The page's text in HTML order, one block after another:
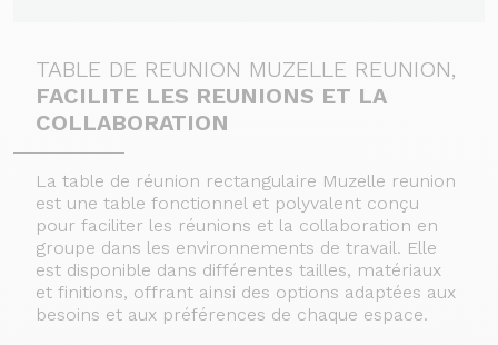
TABLE DE REUNION MUZELLE REUNION,
FACILITE LES REUNIONS ET LA
COLLABORATION
La table de réunion rectangulaire Muzelle reunion
est une table fonctionnel et polyvalent conçu
pour faciliter les réunions et la collaboration en
groupe dans les environnements de travail. Elle
est disponible dans différentes tailles, matériaux
et finitions, offrant ainsi des options adaptées aux
besoins et aux préférences de chaque espace.